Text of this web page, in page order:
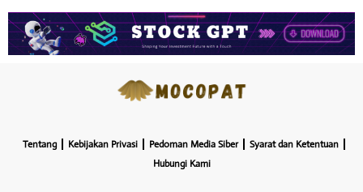
Tentang Kebijakan Privasi Pedoman Media Siber
Syarat dan Ketentuan
Hubungi Kami